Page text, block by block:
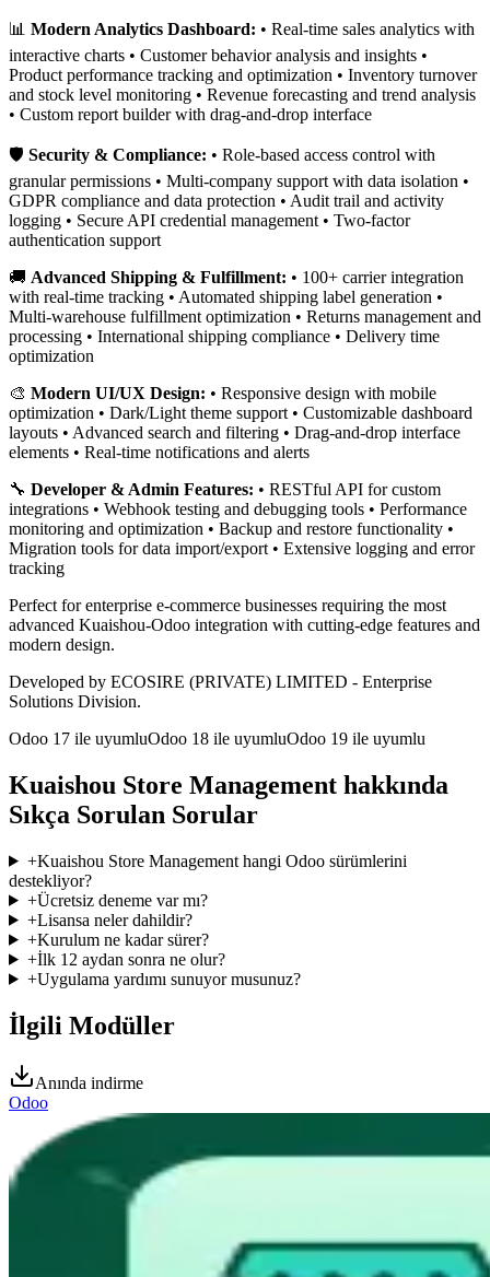
📊 Modern Analytics Dashboard: • Real-time sales analytics with
interactive charts • Customer behavior analysis and insights •
Product performance tracking and optimization • Inventory turnover
and stock level monitoring • Revenue forecasting and trend analysis
• Custom report builder with drag-and-drop interface
🛡️ Security & Compliance: • Role-based access control with
granular permissions • Multi-company support with data isolation •
GDPR compliance and data protection • Audit trail and activity
logging • Secure API credential management • Two-factor
authentication support
🚚 Advanced Shipping & Fulfillment: • 100+ carrier integration
with real-time tracking • Automated shipping label generation •
Multi-warehouse fulfillment optimization • Returns management and
processing • International shipping compliance • Delivery time
optimization
🎨 Modern UI/UX Design: • Responsive design with mobile
optimization • Dark/Light theme support • Customizable dashboard
layouts • Advanced search and filtering • Drag-and-drop interface
elements • Real-time notifications and alerts
🔧 Developer & Admin Features: • RESTful API for custom
integrations • Webhook testing and debugging tools • Performance
monitoring and optimization • Backup and restore functionality •
Migration tools for data import/export • Extensive logging and error
tracking
Perfect for enterprise e-commerce businesses requiring the most
advanced Kuaishou-Odoo integration with cutting-edge features and
modern design.
Developed by ECOSIRE (PRIVATE) LIMITED - Enterprise
Solutions Division.
Odoo 17 ile uyumluOdoo 18 ile uyumluOdoo 19 ile uyumlu
Kuaishou Store Management hakkında
Sıkça Sorulan Sorular
+Kuaishou Store Management hangi Odoo sürümlerini
destekliyor?
+Ücretsiz deneme var mı?
+Lisansa neler dahildir?
+Kurulum ne kadar sürer?
+İlk 12 aydan sonra ne olur?
+Uygulama yardımı sunuyor musunuz?
İlgili Modüller
Anında indirme
Odoo